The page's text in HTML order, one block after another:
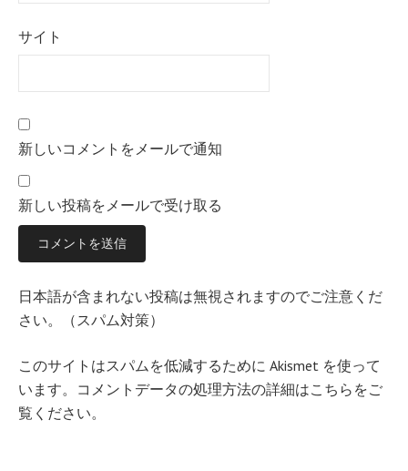
サイト
新しいコメントをメールで通知
新しい投稿をメールで受け取る
日本語が含まれない投稿は無視されますのでご注意くだ
さい。（スパム対策）
このサイトはスパムを低減するために Akismet を使って
います。 コメントデータの処理方法の詳細はこちらをご
覧ください。